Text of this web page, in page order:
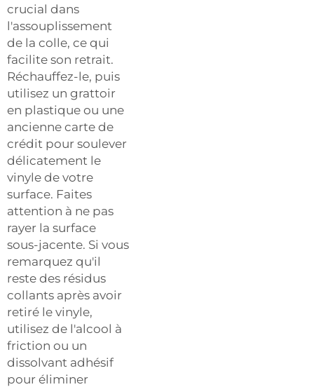
crucial dans
l'assouplissement
de la colle, ce qui
facilite son retrait.
Réchauffez-le, puis
utilisez un grattoir
en plastique ou une
ancienne carte de
crédit pour soulever
délicatement le
vinyle de votre
surface. Faites
attention à ne pas
rayer la surface
sous-jacente. Si vous
remarquez qu'il
reste des résidus
collants après avoir
retiré le vinyle,
utilisez de l'alcool à
friction ou un
dissolvant adhésif
pour éliminer